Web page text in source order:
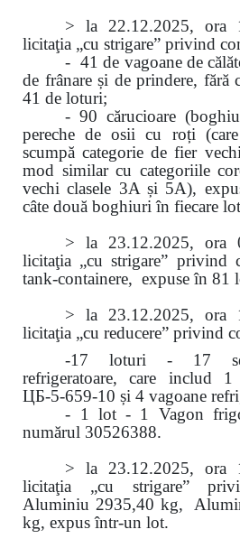
> la 22.12.2025, ora
licitaţia „cu strigare” privind
- 41 de vagoane de
de frânare și de prindere, fără
41 de loturi;
- 90 cărucioare
pereche de osii cu roți
scumpă categorie de fier
mod similar cu categoriile
vechi clasele 3A și 5A),
câte două boghiuri în fiecare
> la 23.12.2025, ora
licitaţia „cu strigare” privind
tank-containere, expuse în 81
> la 23.12.2025, ora
licitaţia „cu reducere” privind
-17 loturi - 17
refrigeratoare, care includ
ЦБ-5-659-10 și 4 vagoane
- 1 lot - 1 Vagon
numărul 30526388.
> la 23.12.2025, ora
licitaţia „cu strigare”
Aluminiu 2935,40 kg,
kg, expus într-un lot.